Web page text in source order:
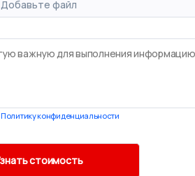
Добавьте файл
Политику конфиденциальности